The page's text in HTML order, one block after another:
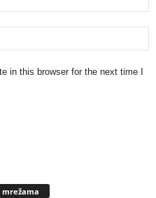
in this browser for the next time I